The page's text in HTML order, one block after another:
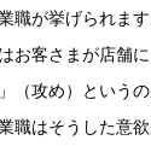
職が挙げられま
お客さまが店舗
（攻め）という
職はそうした意